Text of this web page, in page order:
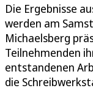
Die Ergebnisse
werden am
Michaelsberg
Teilnehmenden
entstandenen
die